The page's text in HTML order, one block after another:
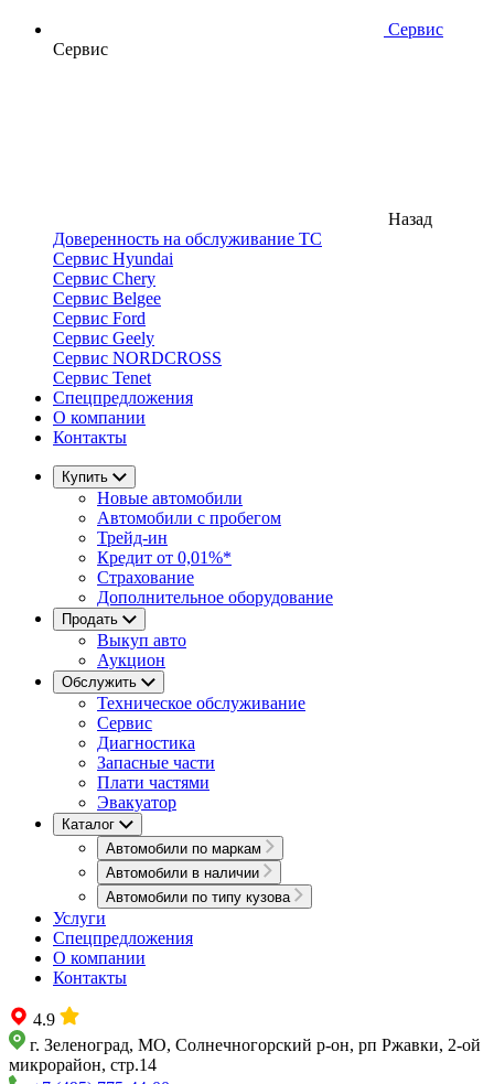
Сервис
Сервис
Назад
Доверенность на обслуживание ТС
Сервис Hyundai
Сервис Chery
Сервис Belgee
Сервис Ford
Сервис Geely
Сервис NORDCROSS
Сервис Tenet
Спецпредложения
О компании
Контакты
Купить
Новые автомобили
Автомобили с пробегом
Трейд-ин
Кредит от 0,01%*
Страхование
Дополнительное оборудование
Продать
Выкуп авто
Аукцион
Обслужить
Техническое обслуживание
Сервис
Диагностика
Запасные части
Плати частями
Эвакуатор
Каталог
Автомобили по маркам
Автомобили в наличии
Автомобили по типу кузова
Услуги
Спецпредложения
О компании
Контакты
4.9
г. Зеленоград, МО, Солнечногорский р-он, рп Ржавки, 2-ой
микрорайон, стр.14